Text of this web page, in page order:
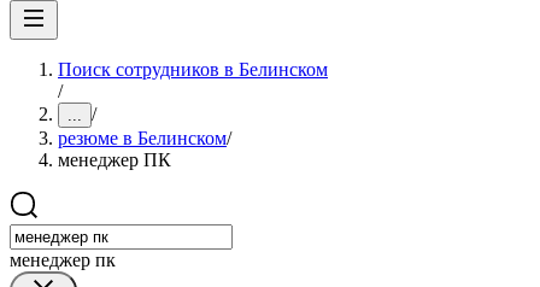
Поиск сотрудников в Белинском
/
... /
резюме в Белинском/
менеджер ПК
менеджер пк